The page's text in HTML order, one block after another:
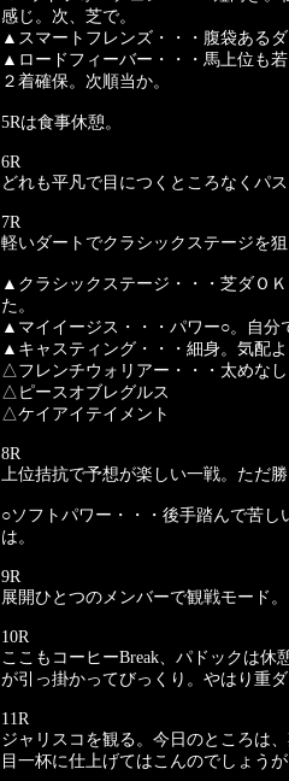
感じ。次、芝で。
▲スマートフレンズ・・・腹袋ある
▲ロードフィーバー・・・馬上位も
２着確保。次順当か。
5Rは食事休憩。
6R
どれも平凡で目につくところなくパ
7R
軽いダートでクラシックステージを
▲クラシックステージ・・・芝ダＯ
た。
▲マイイージス・・・パワー○。自分
▲キャスティング・・・細身。気配
△フレンチウォリアー・・・太めな
△ピースオブレグルス
△ケイアイテイメント
8R
上位拮抗で予想が楽しい一戦。ただ
○ソフトパワー・・・後手踏んで苦
は。
9R
展開ひとつのメンバーで観戦モード。
10R
ここもコーヒーBreak、パドックは
が引っ掛かってびっくり。やはり重
11R
ジャリスコを観る。今日のところは
目一杯に仕上げてはこんのでしょう